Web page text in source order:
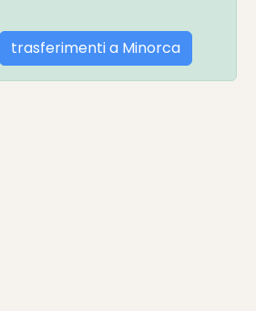
trasferimenti a Minorca